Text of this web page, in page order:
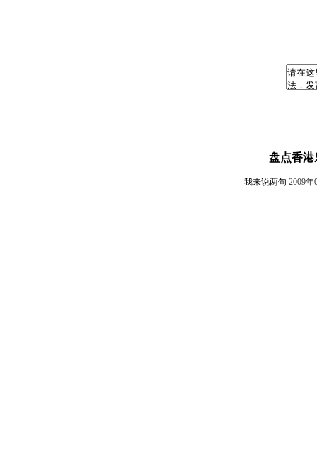
盘点香
我来说两句 2009